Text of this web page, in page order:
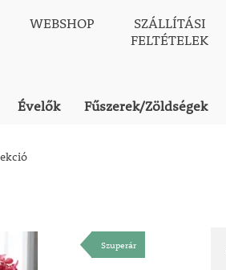
WEBSHOP
SZÁLLÍTÁSI
FELTÉTELEK
Évelők Fűszerek/Zöldségek
Szuperár